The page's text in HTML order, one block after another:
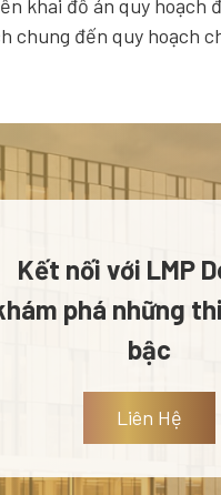
khai đồ án quy hoạch
chung đến quy hoạch
với các đơn vị chuyên
nghiên cứu phân tích
nhau như môi trường,
ấn tượng.
Kết nối với LMP
phá những
bậc
Liên Hệ